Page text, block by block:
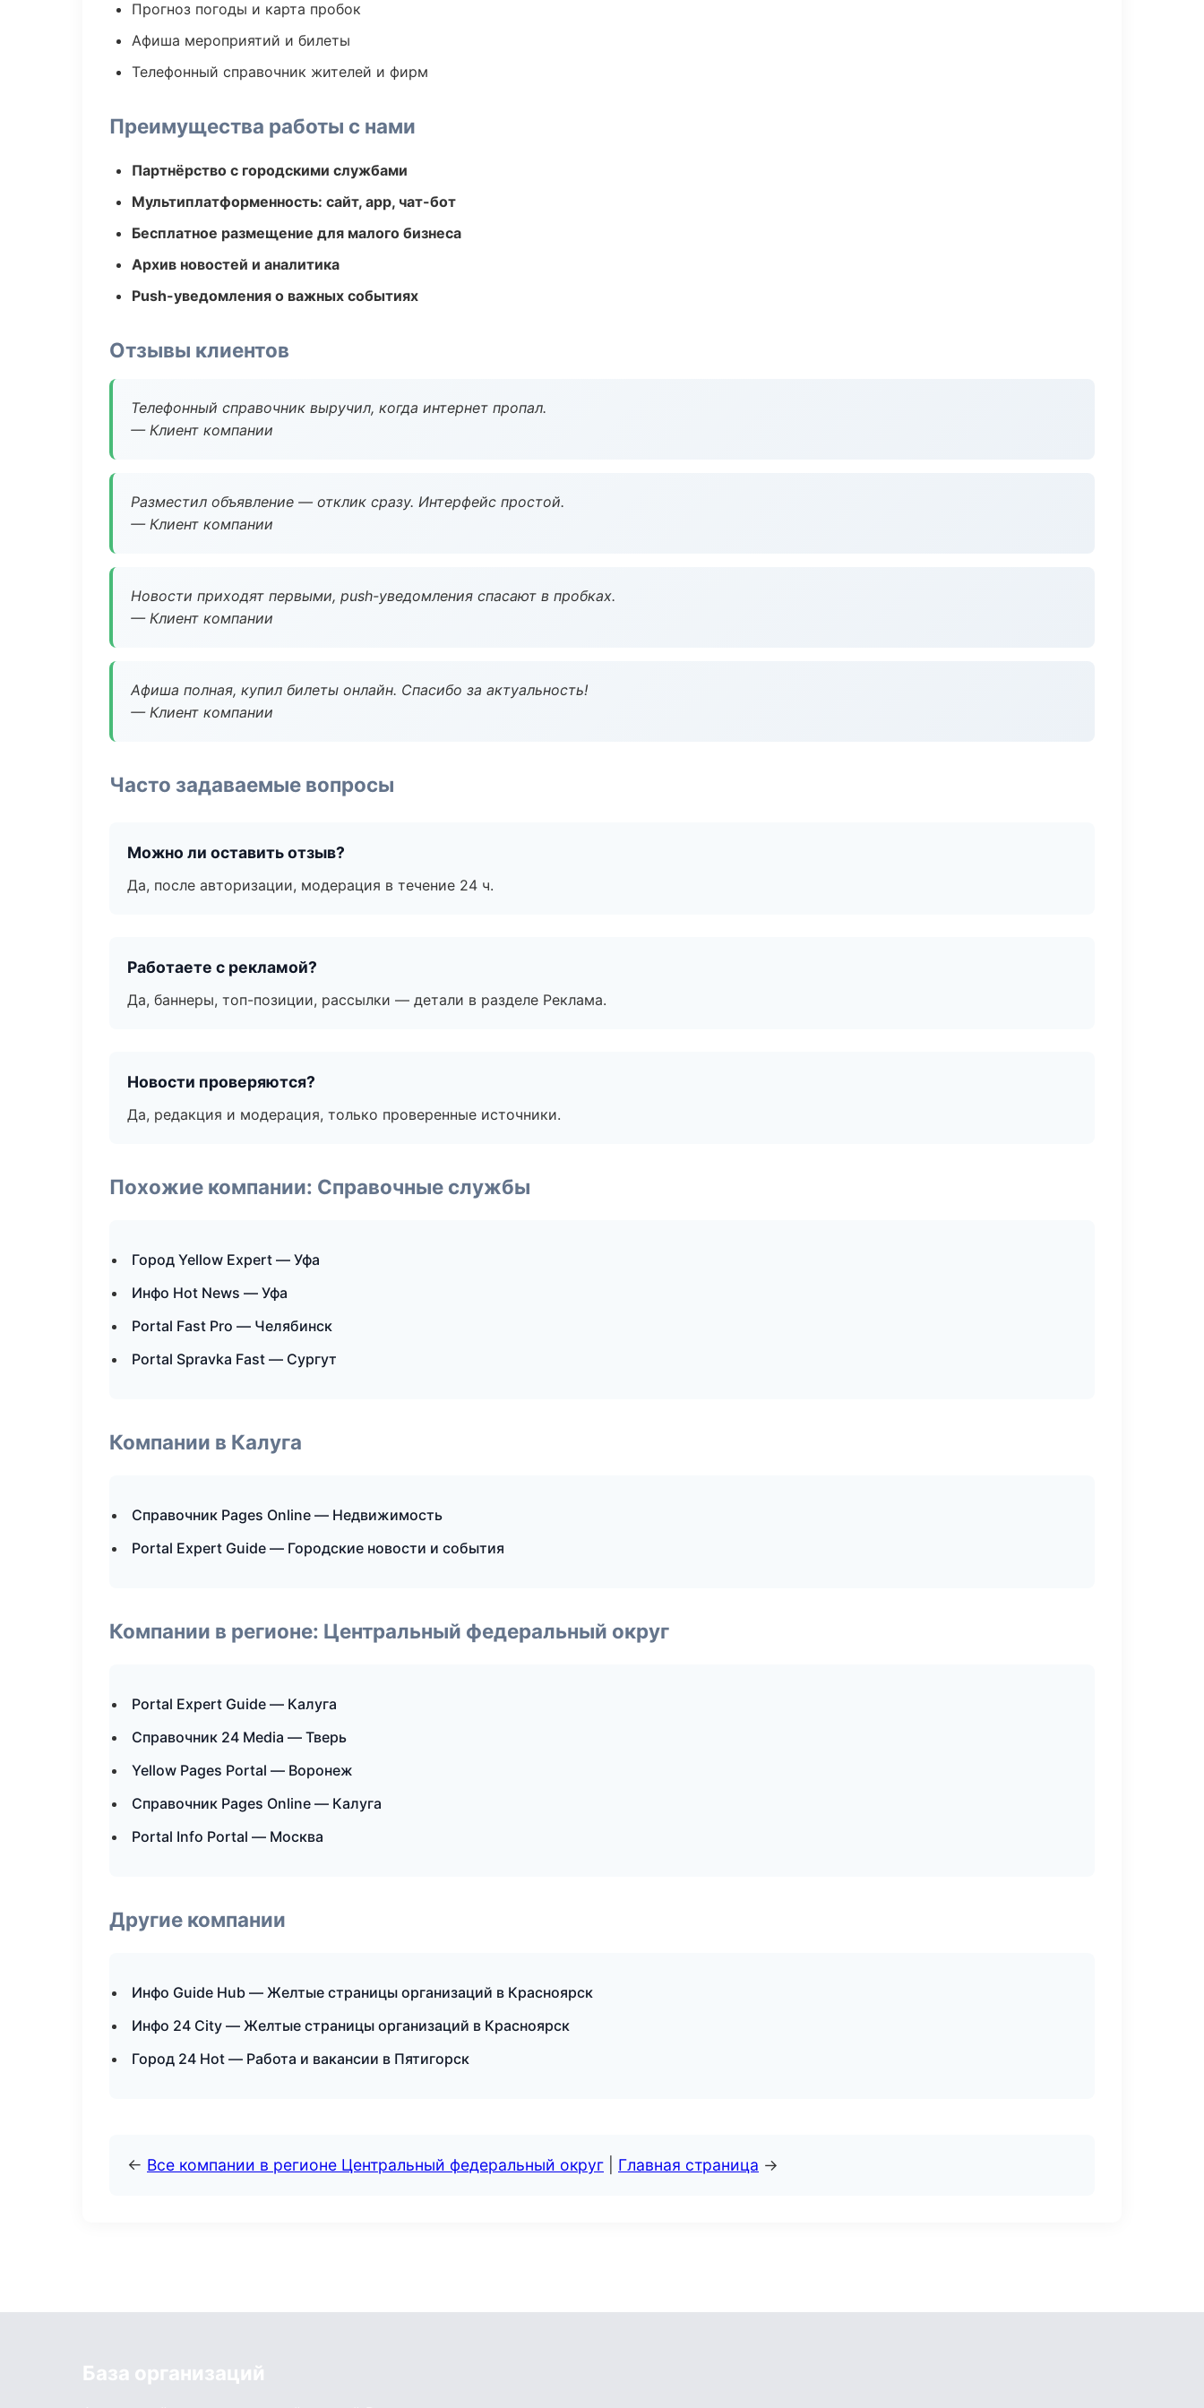
Прогноз погоды и карта пробок
Афиша мероприятий и билеты
Телефонный справочник жителей и фирм
Преимущества работы с нами
Партнёрство с городскими службами
Мультиплатформенность: сайт, app, чат-бот
Бесплатное размещение для малого бизнеса
Архив новостей и аналитика
Push-уведомления о важных событиях
Отзывы клиентов
Телефонный справочник выручил, когда интернет пропал.
— Клиент компании
Разместил объявление — отклик сразу. Интерфейс простой.
— Клиент компании
Новости приходят первыми, push-уведомления спасают в пробках.
— Клиент компании
Афиша полная, купил билеты онлайн. Спасибо за актуальность!
— Клиент компании
Часто задаваемые вопросы
Можно ли оставить отзыв?
Да, после авторизации, модерация в течение 24 ч.
Работаете с рекламой?
Да, баннеры, топ-позиции, рассылки — детали в разделе Реклама.
Новости проверяются?
Да, редакция и модерация, только проверенные источники.
Похожие компании: Справочные службы
Город Yellow Expert — Уфа
Инфо Hot News — Уфа
Portal Fast Pro — Челябинск
Portal Spravka Fast — Сургут
Компании в Калуга
Справочник Pages Online — Недвижимость
Portal Expert Guide — Городские новости и события
Компании в регионе: Центральный федеральный округ
Portal Expert Guide — Калуга
Справочник 24 Media — Тверь
Yellow Pages Portal — Воронеж
Справочник Pages Online — Калуга
Portal Info Portal — Москва
Другие компании
Инфо Guide Hub — Желтые страницы организаций в Красноярск
Инфо 24 City — Желтые страницы организаций в Красноярск
Город 24 Hot — Работа и вакансии в Пятигорск
← Все компании в регионе Центральный федеральный округ Главная страница →
База организаций